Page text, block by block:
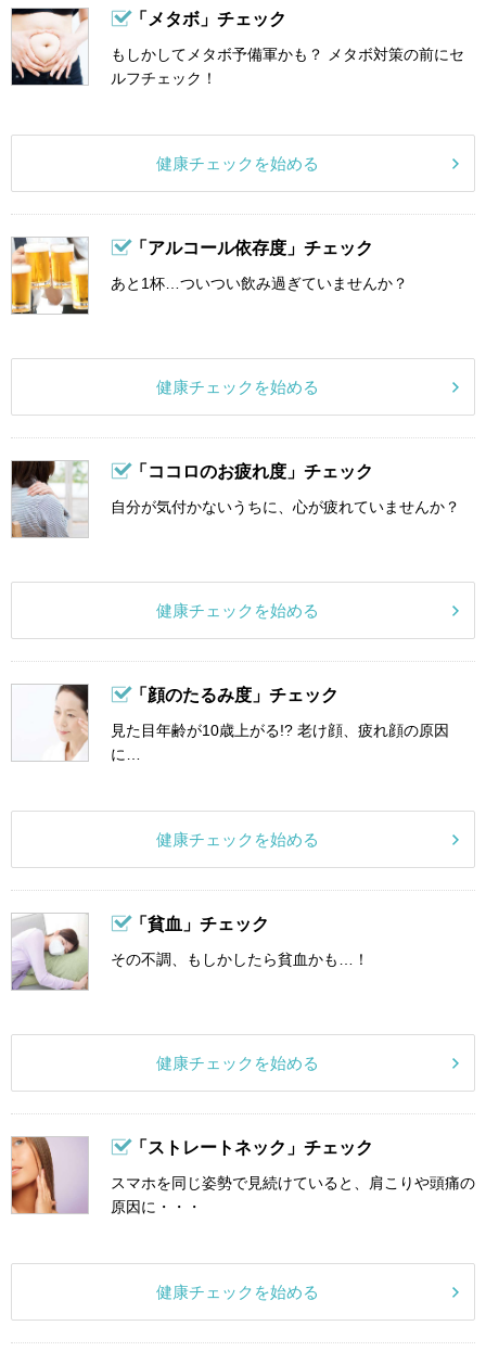
「メタボ」チェック
もしかしてメタボ予備軍かも？ メタボ対策の前にセ
ルフチェック！
健康チェックを始める
「アルコール依存度」チェック
あと1杯…ついつい飲み過ぎていませんか？
健康チェックを始める
「ココロのお疲れ度」チェック
自分が気付かないうちに、心が疲れていませんか？
健康チェックを始める
「顔のたるみ度」チェック
見た目年齢が10歳上がる!? 老け顔、疲れ顔の原因
に…
健康チェックを始める
「貧血」チェック
その不調、もしかしたら貧血かも…！
健康チェックを始める
「ストレートネック」チェック
スマホを同じ姿勢で見続けていると、肩こりや頭痛の
原因に・・・
健康チェックを始める